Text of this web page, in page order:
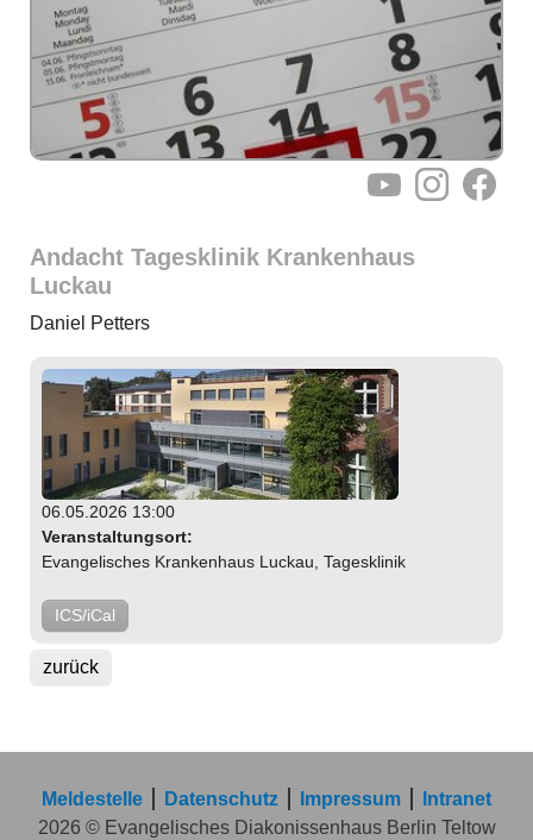
YouTubeInstagram
Andacht Tagesklinik Krankenhaus
Luckau
Daniel Petters
06.05.2026 13:00
Veranstaltungsort:
Evangelisches Krankenhaus Luckau, Tagesklinik
ICS/iCal
zurück
Meldestelle Datenschutz Impressum
Intranet
2026 © Evangelisches Diakonissenhaus Berlin Teltow